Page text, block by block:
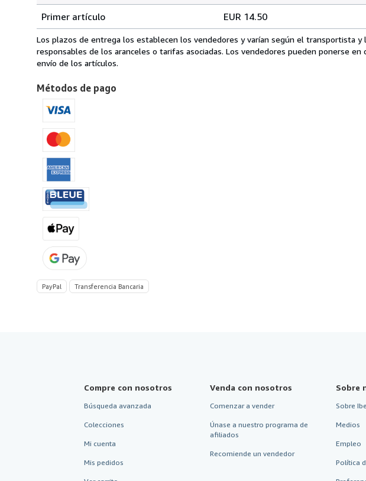
de
envío
de
España
Estados
Unidos
America
Primer artículo
EUR 14.50
Los plazos de entrega los establecen los vendedores y varían según el transportista
responsables de los aranceles o tarifas asociadas. Los vendedores pueden ponerse
envío de los artículos.
Métodos de pago
PayPal Transferencia Bancaria
Compre con nosotros
Búsqueda avanzada
Colecciones
Mi cuenta
Mis pedidos
Venda con nosotros
Comenzar a vender
Únase a nuestro programa de
afiliados
Recomiende un vendedor
Sobre
Sobre
Medios
Empleo
Política